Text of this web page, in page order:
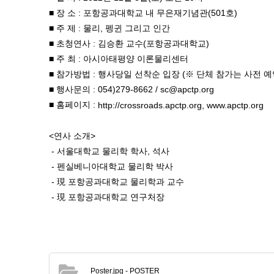
■ 장 소 : 포항공과대학교 내 무은재기념관(501호)
■ 주 제 : 물리, 펭귄 그리고 인간
■ 초청연사 : 김승환 교수(포항공과대학교)
■ 주 최 : 아시아태평양 이론물리센터
■ 참가방법 : 행사당일 선착순 입장 (※ 단체 참가는 사전 예
■ 행사문의 : 054)279-8662 / sc@apctp.org
■ 홈페이지 : http://crossroads.apctp.org, www.apctp.org
<연사 소개>
- 서울대학교 물리학 학사, 석사
- 펜실베니아대학교 물리학 박사
- 現 포항공과대학교 물리학과 교수
- 現 포항공과대학교 연구처장
Poster.jpg - POSTER